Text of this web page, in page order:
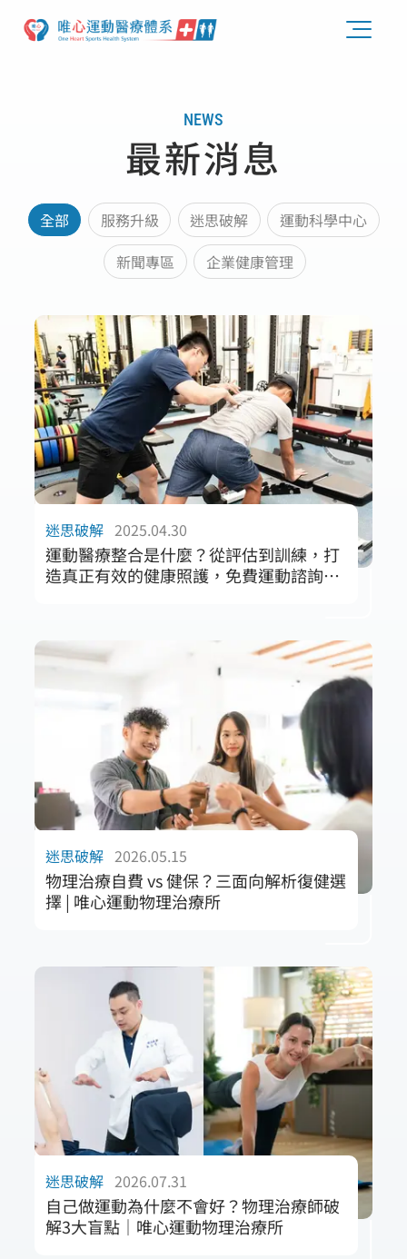
NEWS
最新消息
全部 服務升級 迷思破解
運動科學中心
新聞專區
企業健康管理
迷思破解 2025.04.30
運動醫療整合是什麼？從評估到訓練，打
造真正有效的健康照護，免費運動諮詢開
或是明明努力運動，卻總覺得卡卡、練不起
來，甚至還更不舒服？
這篇文章將帶你深入了解什麼是「運動醫療整
合」，如何透過物理治療師與運動教練的合
作，從根本找出身體的不協調與代償問題，並
透過動作訓練建立更有效率的身體使用方式。
同時也介紹「運動諮詢」如何成為你改善痠痛
與運動瓶頸的第一步。現在唯心推出免費運動
諮詢體驗，邀請你重新認識你的身體，用對方
法走向真正的健康與穩定。
你是否也曾經接受過治療、感覺舒緩，卻沒多
久又開始痠痛？
這篇文章將帶你深入了解什麼是「運動醫療整
合」，如何透過物理治療師與運動教練的合
作，從根本找出身體的不協調與代償問題，並
透過動作訓練建立更有效率的身體使用方式。
同時也介紹「運動諮詢」如何成為你改善痠痛
與運動瓶頸的第一步。現在唯心推出免費運動
諮詢體驗，邀請你重新認識你的身體，用對方
法走向真正的健康與穩定。
迷思破解 2026.05.15
物理治療自費 vs 健保？三面向解析復健選
擇 | 唯心運動物理治療所
擇。唯心運動醫療體系專業解析兩者差異：健
保復健以大規模醫療覆蓋與基礎儀器治療為
主；而自費物理治療則強調深度功能評估、一
對一徒手技術及量身打造的運動處方。自費模
式能針對疼痛根源進行精準介入，有效縮短康
復週期並降低復發風險。我們建議個案應視受
傷階段與康復預期，選擇最符合效率的醫療資
源配置，達成最佳的身體修復目標。
迷思破解 2026.07.31
自己做運動為什麼不會好？物理治療師破
解3大盲點｜唯心運動物理治療所